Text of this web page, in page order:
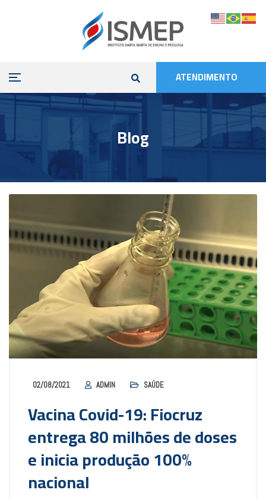
ATENDIMENTO
Blog
02/08/2021 ADMIN SAÚDE
Vacina Covid-19: Fiocruz
entrega 80 milhões de doses
e inicia produção 100%
nacional